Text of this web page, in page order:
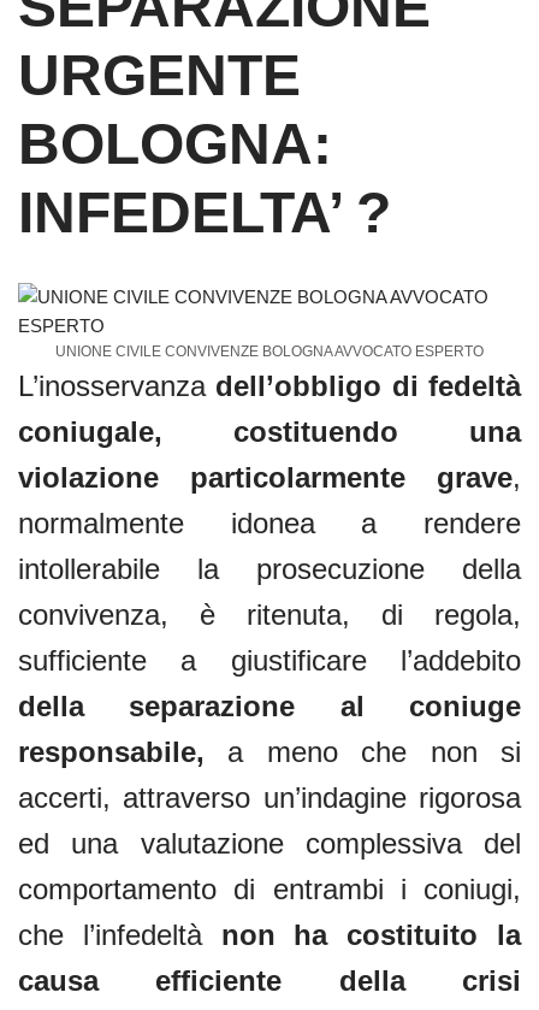
b
o
o
k
A
p
p
URGENTE
BOLOGNA:
INFEDELTA’ ?
UNIONE CIVILE CONVIVENZE BOLOGNA AVVOCATO ESPERTO
L’inosservanza dell’obbligo di fedeltà
coniugale, costituendo una
violazione particolarmente grave,
normalmente idonea a rendere
intollerabile la prosecuzione della
convivenza, è ritenuta, di regola,
sufficiente a giustificare l’addebito
della separazione al coniuge
responsabile, a meno che non si
accerti, attraverso un’indagine rigorosa
ed una valutazione complessiva del
comportamento di entrambi i coniugi,
che l’infedeltà non ha costituito la
causa efficiente della crisi